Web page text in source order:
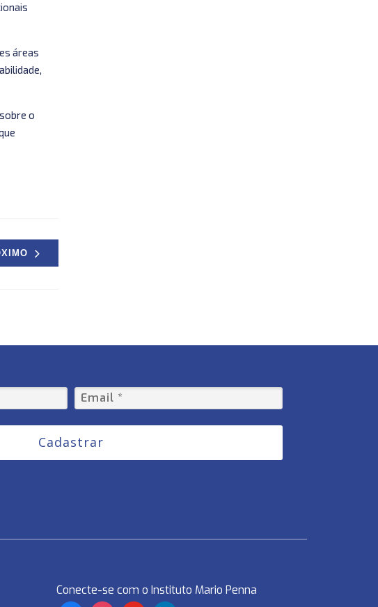
áreas
o
Cadastrar
Conecte-se com o Instituto Mario Penna